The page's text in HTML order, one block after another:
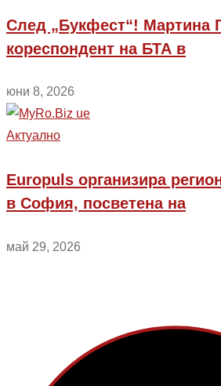
След „Букфест“! Мартина
кореспондент на БТА в
юни 8, 2026
Aктуално
Europuls организира
в София, посветена на
май 29, 2026